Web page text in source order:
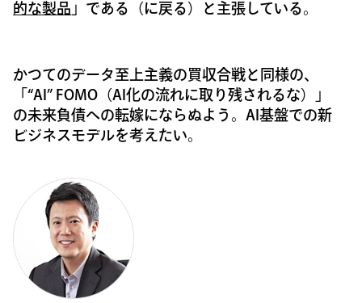
的な製品 」である（に戻る）と主張している。
かつてのデータ至上主義の買収合戦と同様の、
「“AI” FOMO（AI化の流れに取り残されるな）」
の未来負債への転嫁にならぬよう。AI基盤での新
ビジネスモデルを考えたい。